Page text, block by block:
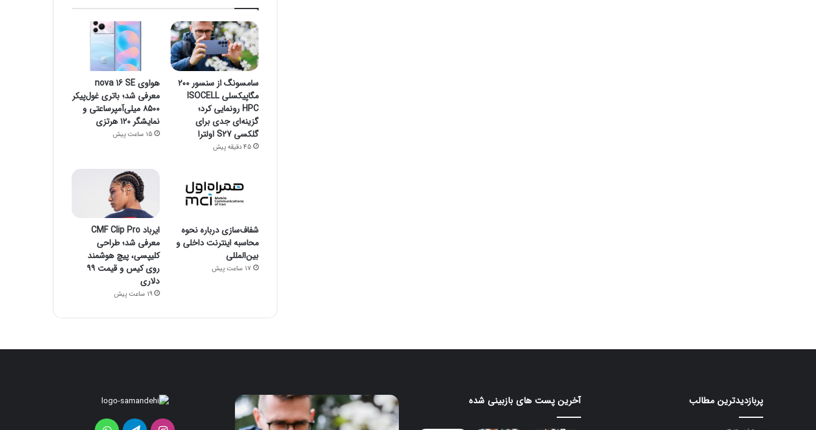
سامسونگ از سنسور ۲۰۰
مگاپیکسلی ISOCELL
HPC رونمایی کرد؛
گزینه‌ای جدی برای
گلکسی S27 اولترا
45 دقیقه پیش
هواوی nova 16 SE
معرفی شد؛ باتری غول‌پیکر
۸۵۰۰ میلی‌آمپرساعتی و
نمایشگر ۱۲۰ هرتزی
15 ساعت پیش
شفاف‌سازی درباره نحوه
محاسبه اینترنت داخلی و
بین‌المللی
17 ساعت پیش
ایرباد CMF Clip Pro
معرفی شد؛ طراحی
کلیپسی، پیچ هوشمند
روی کیس و قیمت ۹۹
دلاری
19 ساعت پیش
پربازدیدترین مطالب آخرین پست های بازبینی شده
پایان
ردمی
K100
Pro
سامسونگ
از
سنسور